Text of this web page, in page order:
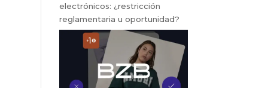
electrónicos: ¿restricción
reglamentaria u oportunidad?